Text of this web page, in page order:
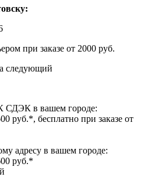
при заказе от 2000 руб.
следующий
СДЭК в вашем городе:
руб.*, бесплатно при заказе от
адресу в вашем городе:
руб.*